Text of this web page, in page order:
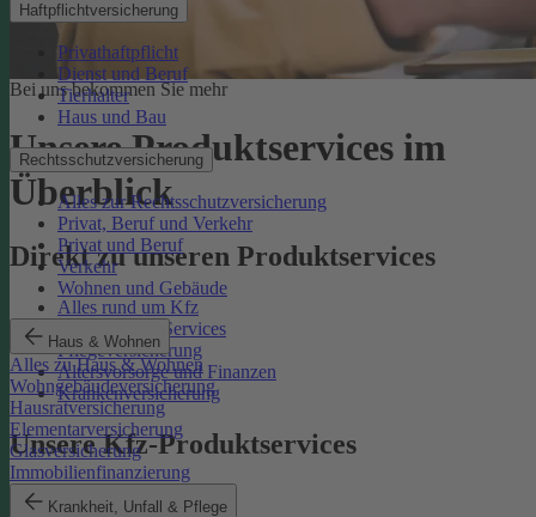
Haftpflichtversicherung
Privathaftpflicht
Dienst und Beruf
Tierhalter
Haus und Bau
Rechtsschutzversicherung
Alles zur Rechtsschutzversicherung
Privat, Beruf und Verkehr
Privat und Beruf
Verkehr
Wohnen und Gebäude
Haus & Wohnen
Alles zu Haus & Wohnen
Wohngebäudeversicherung
Hausratversicherung
Elementarversicherung
Glasversicherung
Immobilienfinanzierung
Krankheit, Unfall & Pflege
Bei uns bekommen Sie mehr
Unsere Produktservices im
Überblick
Direkt zu unseren Produktservices
Alles rund um Kfz
Rechtsschutz-Services
Pflegeversicherung
Altersvorsorge und Finanzen
Krankenversicherung
Unsere Kfz-Produktservices
eVB-Nummer